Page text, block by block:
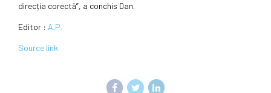
direcția corectă”, a conchis Dan.
Editor : A.P.
Source link